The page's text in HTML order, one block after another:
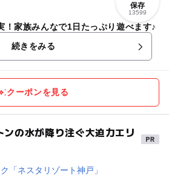
保存
13599
！家族みんなで1日たっぷり遊べます♪
続きをみる
クーポンを見る
の水が降り注ぐ大迫力エリ